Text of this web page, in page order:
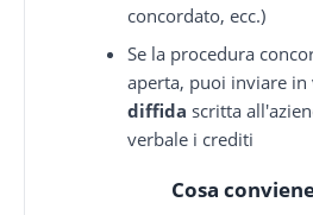
concordato, ecc.)
Se la procedura
aperta, puoi inviare
diffida scritta
verbale i crediti
Cosa